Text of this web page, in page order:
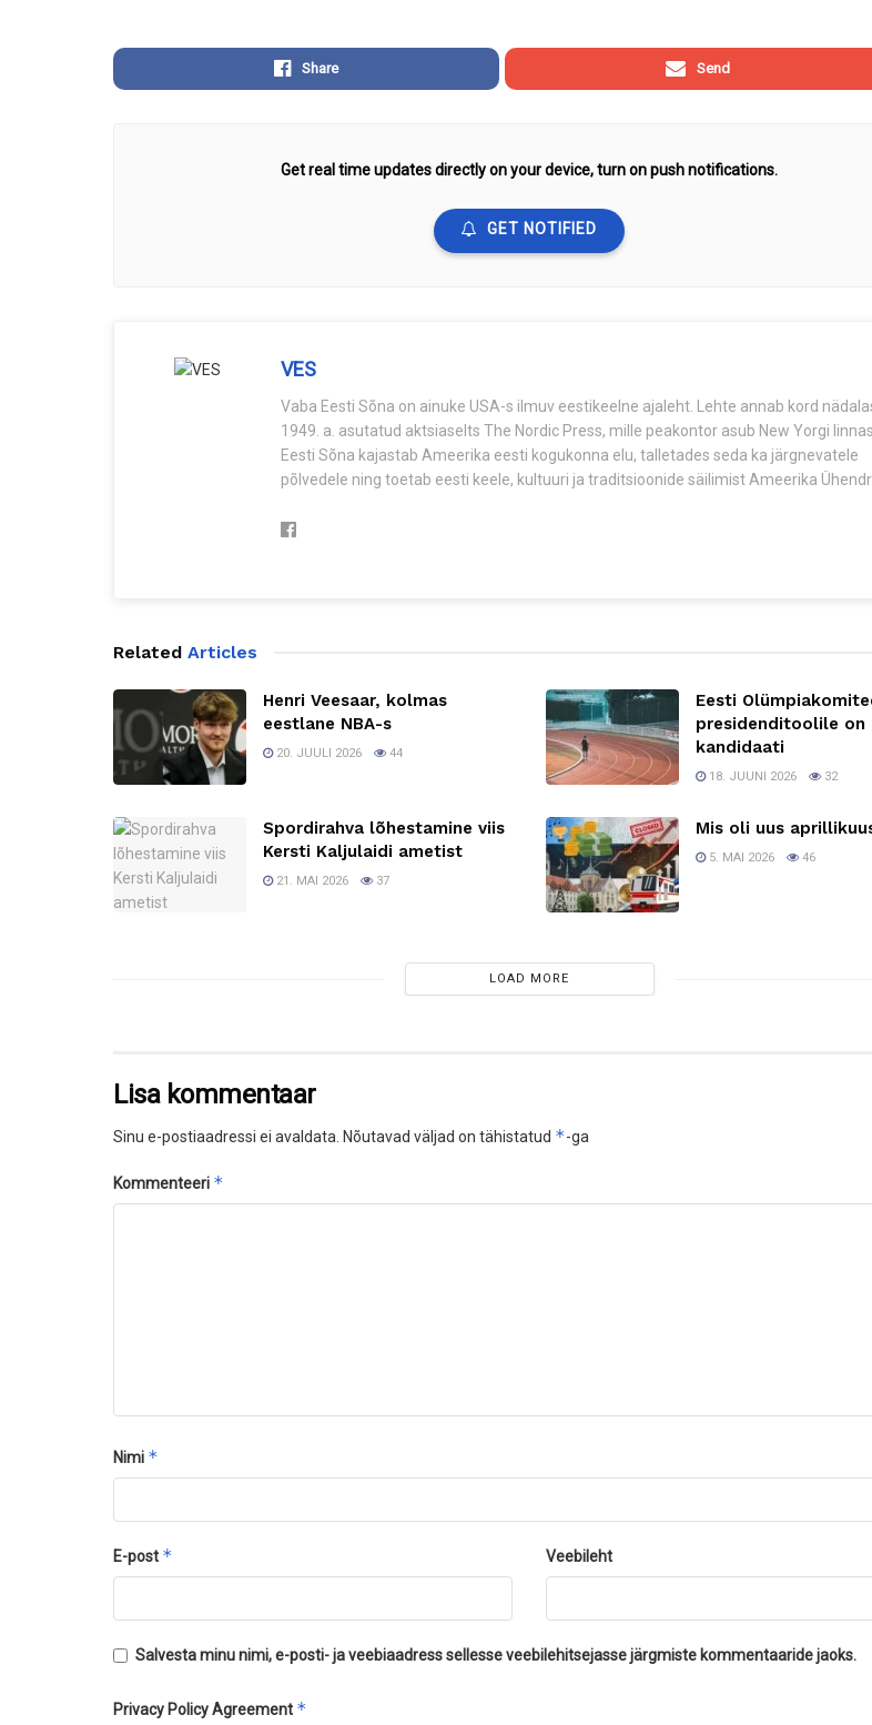
Share Send
Get real time updates directly on your device, turn on push notifications.
GET NOTIFIED
VES
Vaba Eesti Sõna on ainuke USA-s ilmuv eestikeelne ajaleht. Lehte annab kord
1949. a. asutatud aktsiaselts The Nordic Press, mille peakontor asub New Yorgi
Eesti Sõna kajastab Ameerika eesti kogukonna elu, talletades seda ka järgnevatele
põlvedele ning toetab eesti keele, kultuuri ja traditsioonide säilimist Ameerika
Related Articles
Henri Veesaar, kolmas
eestlane NBA-s
20. JUULI 2026 44
Eesti
presidenditoolile on
kandidaati
18. JUUNI 2026 32
Spordirahva lõhestamine viis
Kersti Kaljulaidi ametist
21. MAI 2026 37
Mis oli uus
5. MAI 2026 46
LOAD MORE
Lisa kommentaar
Sinu e-postiaadressi ei avaldata. Nõutavad väljad on tähistatud *-ga
Kommenteeri *
Nimi *
E-post * Veebileht
Salvesta minu nimi, e-posti- ja veebiaadress sellesse veebilehitsejasse järgmiste kommentaaride jaoks.
Privacy Policy Agreement *